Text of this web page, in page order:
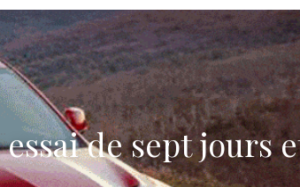
de sept jours